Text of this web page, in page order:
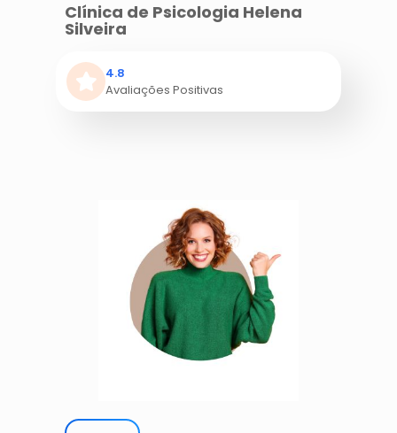
Clínica de Psicologia Helena
Silveira
4.8
Avaliações Positivas